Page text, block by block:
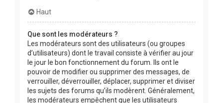
Haut
Que sont les modérateurs ?
Les modérateurs sont des utilisateurs (ou groupes
d’utilisateurs) dont le travail consiste à vérifier au jour
le jour le bon fonctionnement du forum. Ils ont le
pouvoir de modifier ou supprimer des messages, de
verrouiller, déverrouiller, déplacer, supprimer et diviser
les sujets des forums qu’ils modèrent. Généralement,
les modérateurs empêchent que les utilisateurs